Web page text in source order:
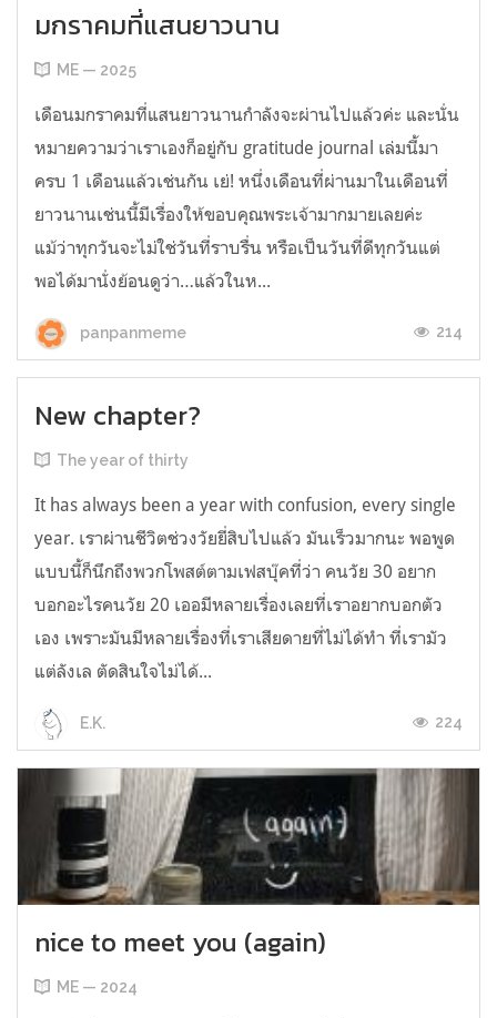
มกราคมที่แสนยาวนาน
ME — 2025
เดือนมกราคมที่แสนยาวนานกำลังจะผ่านไปแล้วค่ะ และนั่น
หมายความว่าเราเองก็อยู่กับ gratitude journal เล่มนี้มา
ครบ 1 เดือนแล้วเช่นกัน เย่! หนึ่งเดือนที่ผ่านมาในเดือนที่
ยาวนานเช่นนี้มีเรื่องให้ขอบคุณพระเจ้ามากมายเลยค่ะ
แม้ว่าทุกวันจะไม่ใช่วันที่ราบรื่น หรือเป็นวันที่ดีทุกวันแต่
พอได้มานั่งย้อนดูว่า…แล้วในห...
panpanmeme 214
New chapter?
The year of thirty
It has always been a year with confusion, every single
year. เราผ่านชีวิตช่วงวัยยี่สิบไปแล้ว มันเร็วมากนะ พอพูด
แบบนี้ก็นึกถึงพวกโพสต์ตามเฟสบุ๊คที่ว่า คนวัย 30 อยาก
บอกอะไรคนวัย 20 เออมีหลายเรื่องเลยที่เราอยากบอกตัว
เอง เพราะมันมีหลายเรื่องที่เราเสียดายที่ไม่ได้ทำ ที่เรามัว
แต่ลังเล ตัดสินใจไม่ได้...
E.K. 224
nice to meet you (again)
ME — 2024